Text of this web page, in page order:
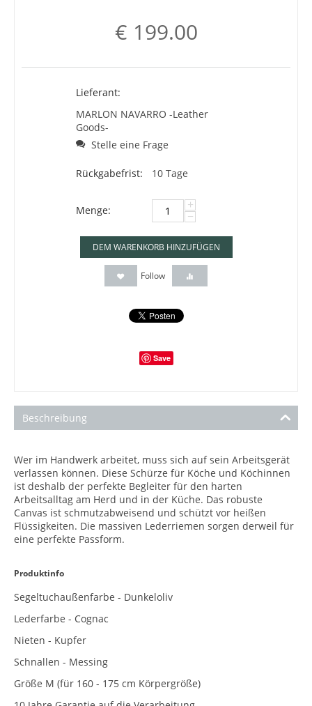
€ 199.00
Lieferant:
MARLON NAVARRO -Leather
Goods-
Stelle eine Frage
Rückgabefrist: 10 Tage
Menge: +
−
DEM WARENKORB HINZUFÜGEN
Follow
Save
Beschreibung
Wer im Handwerk arbeitet, muss sich auf sein Arbeitsgerät
verlassen können. Diese Schürze für Köche und Köchinnen
ist deshalb der perfekte Begleiter für den harten
Arbeitsalltag am Herd und in der Küche. Das robuste
Canvas ist schmutzabweisend und schützt vor heißen
Flüssigkeiten. Die massiven Lederriemen sorgen derweil für
eine perfekte Passform.
Produktinfo
Segeltuchaußenfarbe - Dunkeloliv
Lederfarbe - Cognac
Nieten - Kupfer
Schnallen - Messing
Größe M (für 160 - 175 cm Körpergröße)